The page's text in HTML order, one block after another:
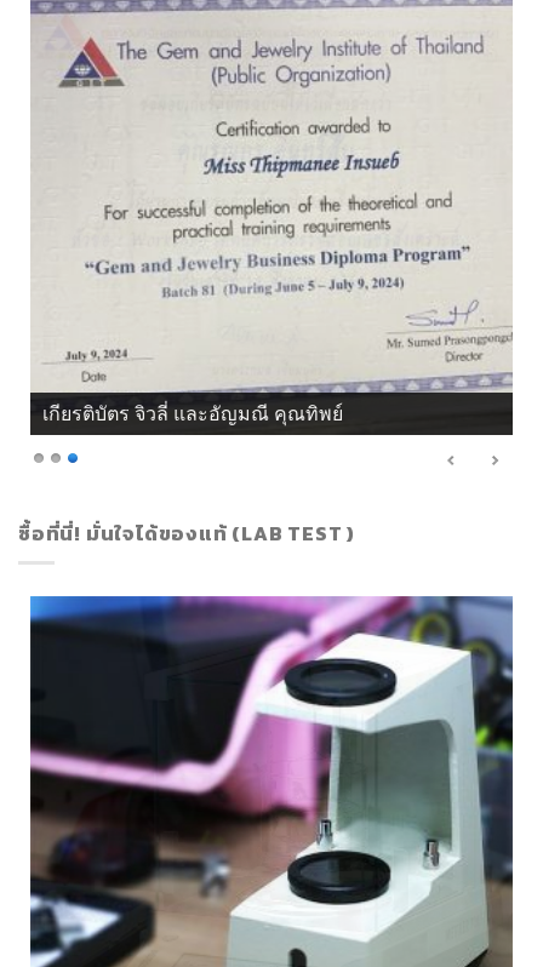
เกียรติบัตร จิวลี่ และอัญมณี คุณทิพย์
ซื้อที่นี่! มั่นใจได้ของแท้ (LAB TEST )